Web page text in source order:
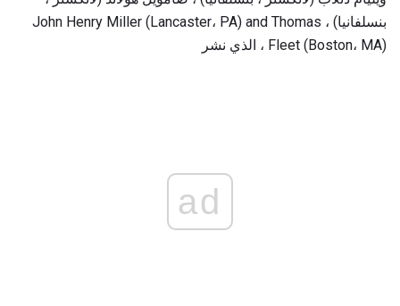
بنسلفانيا) ، John Henry Miller (Lancaster، PA) and Thomas
Fleet (Boston، MA) ، الذي نشر
ad